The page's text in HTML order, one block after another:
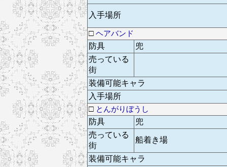
入手場所
□ ヘアバンド
防具
兜
売っている
街
装備可能キャラ
入手場所
□ とんがりぼうし
防具
兜
売っている
街
船着き場
装備可能キャラ